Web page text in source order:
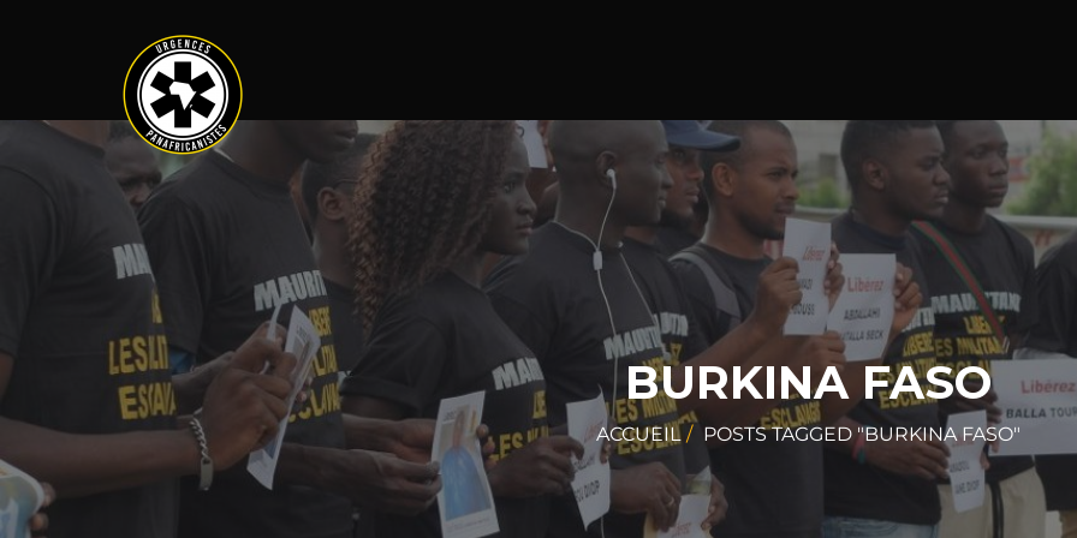
BURKINA FASO
ACCUEIL POSTS TAGGED "BURKINA FASO"